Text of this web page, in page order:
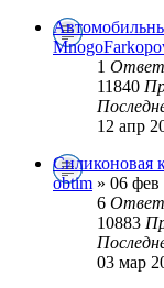
1
11840
12 апр
Силиконовая
obtim » 06 фев
6
10883
03 мар